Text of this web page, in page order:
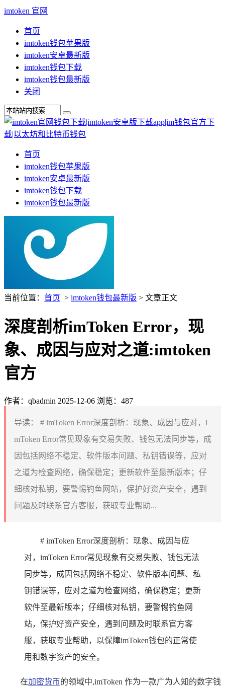
imtoken 官网
首页
imtoken钱包苹果版
imtoken安卓最新版
imtoken钱包下载
imtoken钱包最新版
关闭
首页
imtoken钱包苹果版
imtoken安卓最新版
imtoken钱包下载
imtoken钱包最新版
当前位置： 首页 > imtoken钱包最新版 > 文章正文
深度剖析imToken Error，现
象、成因与应对之道:imtoken
官方
作者：qbadmin 2025-12-06 浏览：487
导读：
# imToken Error深度剖析：现象、成因与应对，i
mToken Error常见现象有交易失败、钱包无法同步等，成
因包括网络不稳定、软件版本问题、私钥错误等，应对
之道为检查网络，确保稳定；更新软件至最新版本；仔
细核对私钥，要警惕钓鱼网站，保护好资产安全，遇到
问题及时联系官方客服，获取专业帮助...
# imToken Error深度剖析：现象、成因与应
对，imToken Error常见现象有交易失败、钱包无法
同步等，成因包括网络不稳定、软件版本问题、私
钥错误等，应对之道为检查网络，确保稳定；更新
软件至最新版本；仔细核对私钥，要警惕钓鱼网
站，保护好资产安全，遇到问题及时联系官方客
服，获取专业帮助，以保障imToken钱包的正常使
用和数字资产的安全。
在加密货币的领域中,imToken 作为一款广为人知的数字钱